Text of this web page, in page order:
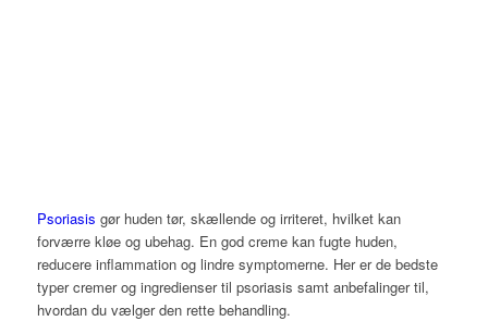
Psoriasis gør huden tør, skællende og irriteret, hvilket kan
forværre kløe og ubehag. En god creme kan fugte huden,
reducere inflammation og lindre symptomerne. Her er de bedste
typer cremer og ingredienser til psoriasis samt anbefalinger til,
hvordan du vælger den rette behandling.